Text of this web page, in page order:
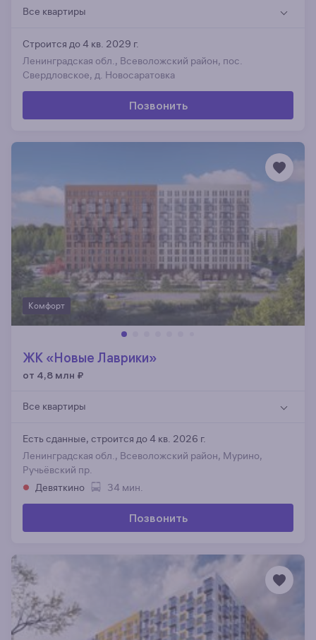
Все квартиры
Строится до 4 кв. 2029 г.
Ленинградская обл., Всеволожский район, пос.
Свердловское, д. Новосаратовка
Позвонить
Комфорт
ЖК «Новые Лаврики»
от 4,8 млн ₽
Все квартиры
Есть сданные, строится до 4 кв. 2026 г.
Ленинградская обл., Всеволожский район, Мурино,
Ручьёвский пр.
Девяткино
34 мин.
Позвонить